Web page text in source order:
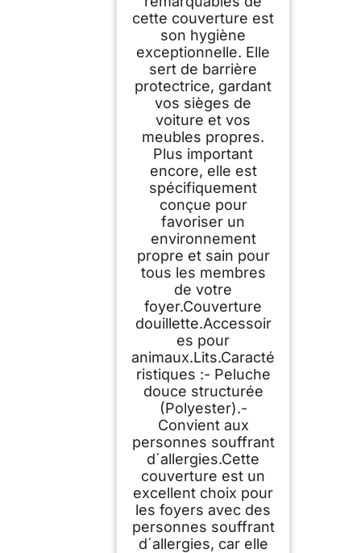
cette couverture est
son hygiène
exceptionnelle. Elle
sert de barrière
protectrice, gardant
vos sièges de
voiture et vos
meubles propres.
Plus important
encore, elle est
spécifiquement
conçue pour
favoriser un
environnement
propre et sain pour
tous les membres
de votre
foyer.Couverture
douillette.Accessoir
es pour
animaux.Lits.Caracté
ristiques :- Peluche
douce structurée
(Polyester).-
Convient aux
personnes souffrant
d´allergies.Cette
couverture est un
excellent choix pour
les foyers avec des
personnes souffrant
d´allergies, car elle